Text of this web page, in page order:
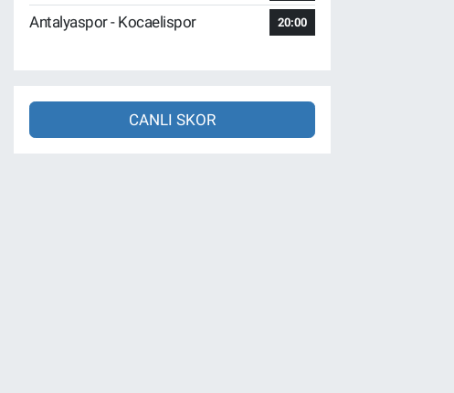
Antalyaspor - Kocaelispor 20:00
CANLI SKOR